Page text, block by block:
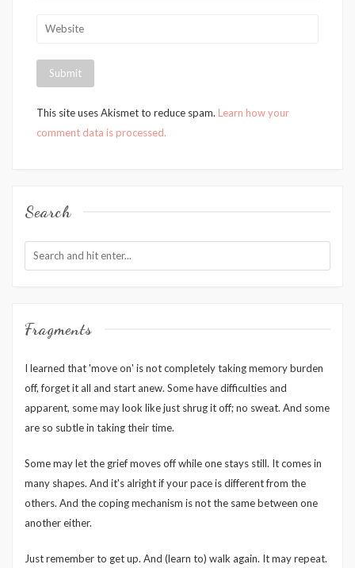
This site uses Akismet to reduce spam. Learn how your
comment data is processed.
Search
Fragments
I learned that 'move on' is not completely taking memory burden
off, forget it all and start anew. Some have difficulties and
apparent, some may look like just shrug it off; no sweat. And some
are so subtle in taking their time.
Some may let the grief moves off while one stays still. It comes in
many shapes. And it's alright if your pace is different from the
others. And the coping mechanism is not the same between one
another either.
Just remember to get up. And (learn to) walk again. It may repeat.